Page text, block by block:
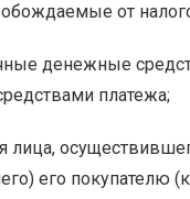
от
денежные
платежа;
его покупателю